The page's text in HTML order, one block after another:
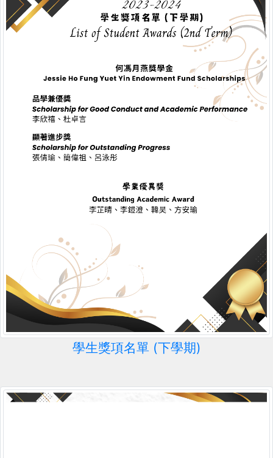
學生獎項名單 (下學期)